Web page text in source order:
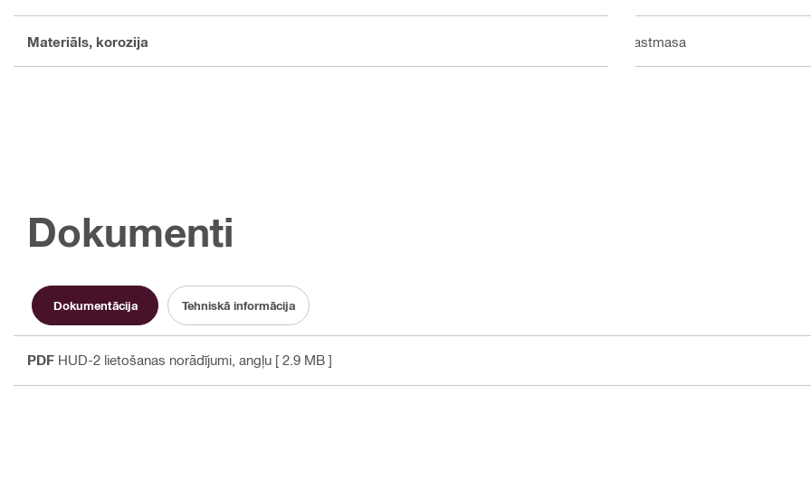
Materiāls, korozija Plastmasa
Dokumenti
Dokumentācija Tehniskā informācija
PDF HUD-2 lietošanas norādījumi , angļu [ 2.9 MB ]